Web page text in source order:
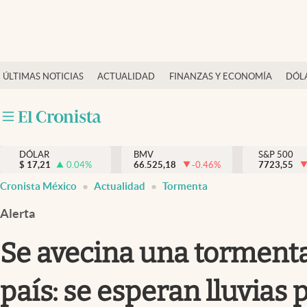
ÚLTIMAS NOTICIAS ACTUALIDAD FINANZAS Y ECONOMÍA
Actualidad
Internacionales
Opinión
Brand Strategy
Vida y estilo
Tv
DÓLAR
$ 17,21 0.04%
BMV
66.525,18
-0.46%
S&P 500
7723,55
Cronista México Actualidad Tormenta
Alerta
Se avecina una
país: se esperan lluvias